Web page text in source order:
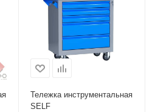
Тележка инструментальная
SELF